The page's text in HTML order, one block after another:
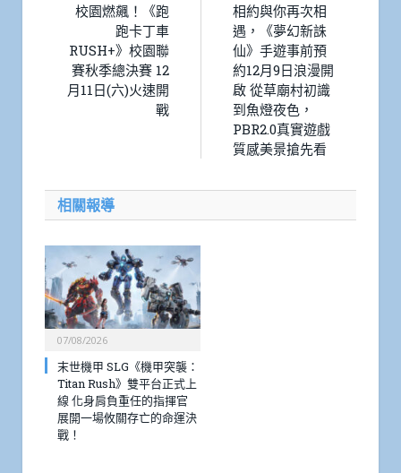
校園燃飆！《跑
跑卡丁車
RUSH+》校園聯
賽秋季總決賽 12
月11日(六)火速開
戰
相約與你再次相
遇，《夢幻新誅
仙》手遊事前預
約12月9日浪漫開
啟 從草廟村初識
到魚燈夜色，
PBR2.0真實遊戲
質感美景搶先看
相關報導
07/08/2026
末世機甲 SLG《機甲突襲：
Titan Rush》雙平台正式上
線 化身肩負重任的指揮官
展開一場攸關存亡的命運決
戰！